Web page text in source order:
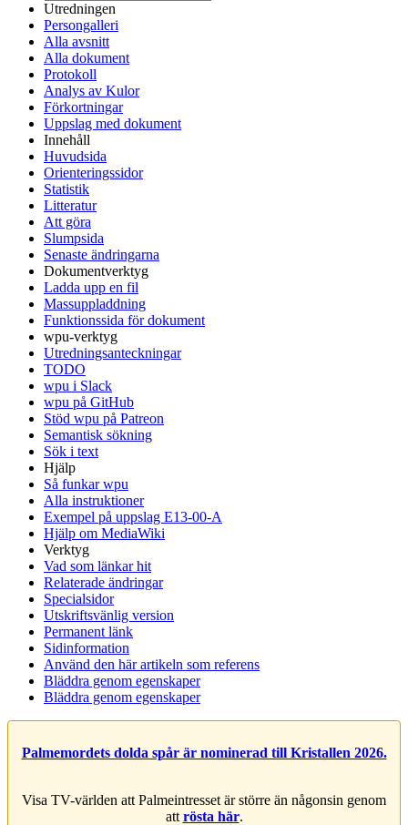
Utredningen
Persongalleri
Alla avsnitt
Alla dokument
Protokoll
Analys av Kulor
Förkortningar
Uppslag med dokument
Innehåll
Huvudsida
Orienteringssidor
Statistik
Litteratur
Att göra
Slumpsida
Senaste ändringarna
Dokumentverktyg
Ladda upp en fil
Massuppladdning
Funktionssida för dokument
wpu-verktyg
Utredningsanteckningar
TODO
wpu i Slack
wpu på GitHub
Stöd wpu på Patreon
Semantisk sökning
Sök i text
Hjälp
Så funkar wpu
Alla instruktioner
Exempel på uppslag E13-00-A
Hjälp om MediaWiki
Verktyg
Vad som länkar hit
Relaterade ändringar
Specialsidor
Utskriftsvänlig version
Permanent länk
Sidinformation
Använd den här artikeln som referens
Bläddra genom egenskaper
Bläddra genom egenskaper
Palmemordets dolda spår är nominerad till Kristallen 2026.
Visa TV-världen att Palmeintresset är större än någonsin genom
att rösta här.